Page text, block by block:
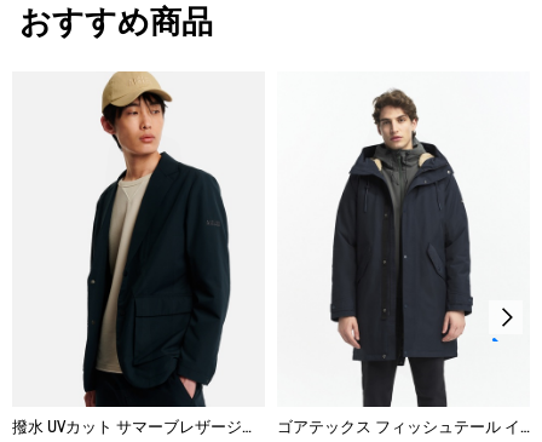
S
47
49
XL 51
おすすめ商品
撥水 UVカット サマーブレザージャケット
ゴアテックス フィッシュテール インサレーション ジャケット